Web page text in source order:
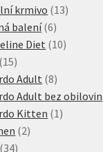
produktů
krmivo 1313
balení 66
produktů
Diet 1010
1515
produktů
Adult 88
produktů
Adult bez obilovin
Kitten 1 1
22
3434